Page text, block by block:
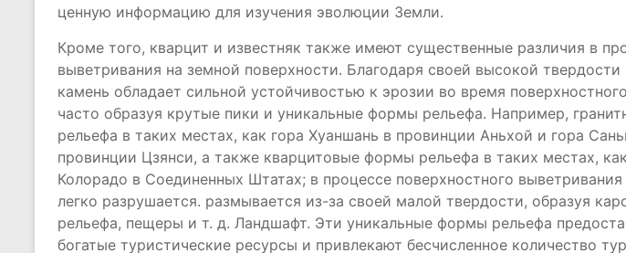
ценную информацию для изучения эволюции Земли.
Кроме того, кварцит и известняк также имеют существенные различия в
выветривания на земной поверхности. Благодаря своей высокой
камень обладает сильной устойчивостью к эрозии во время
часто образуя крутые пики и уникальные формы рельефа. Например,
рельефа в таких местах, как гора Хуаншань в провинции Аньхой и гора
провинции Цзянси, а также кварцитовые формы рельефа в таких местах,
Колорадо в Соединенных Штатах; в процессе поверхностного выветривания
легко разрушается. размывается из-за своей малой твердости, образуя
рельефа, пещеры и т. д. Ландшафт. Эти уникальные формы рельефа
богатые туристические ресурсы и привлекают бесчисленное количество